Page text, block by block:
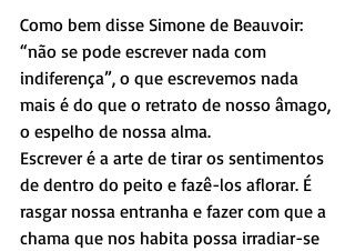
Como bem disse Simone de Beauvoir:
“não se pode escrever nada com
indiferença”, o que escrevemos nada
mais é do que o retrato de nosso âmago,
o espelho de nossa alma.
Escrever é a arte de tirar os sentimentos
de dentro do peito e fazê-los aflorar. É
rasgar nossa entranha e fazer com que a
chama que nos habita possa irradiar-se